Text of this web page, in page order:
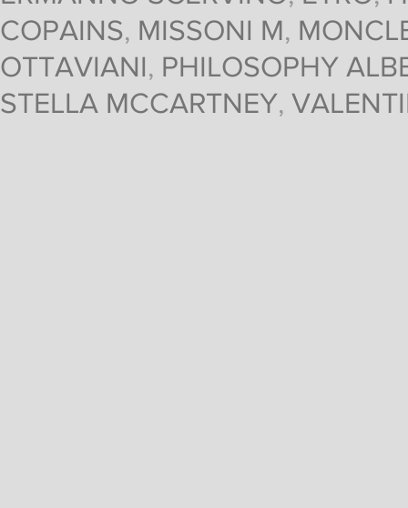
COPAINS, MISSONI M,
OTTAVIANI, PHILOSOPHY
STELLA MCCARTNEY,